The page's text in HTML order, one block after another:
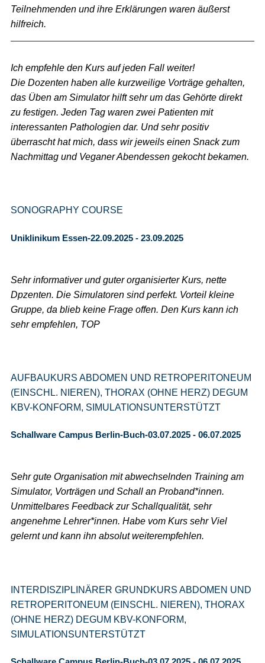
Teilnehmenden und ihre Erklärungen waren äußerst
hilfreich.
Ich empfehle den Kurs auf jeden Fall weiter!
Die Dozenten haben alle kurzweilige Vorträge gehalten,
das Üben am Simulator hilft sehr um das Gehörte direkt
zu festigen. Jeden Tag waren zwei Patienten mit
interessanten Pathologien dar. Und sehr positiv
überrascht hat mich, dass wir jeweils einen Snack zum
Nachmittag und Veganer Abendessen gekocht bekamen.
SONOGRAPHY COURSE
Uniklinikum Essen-22.09.2025 - 23.09.2025
Sehr informativer und guter organisierter Kurs, nette
Dpzenten. Die Simulatoren sind perfekt. Vorteil kleine
Gruppe, da blieb keine Frage offen. Den Kurs kann ich
sehr empfehlen, TOP
AUFBAUKURS ABDOMEN UND RETROPERITONEUM
(EINSCHL. NIEREN), THORAX (OHNE HERZ) DEGUM
KBV-KONFORM, SIMULATIONSUNTERSTÜTZT
Schallware Campus Berlin-Buch-03.07.2025 - 06.07.2025
Sehr gute Organisation mit abwechselnden Training am
Simulator, Vorträgen und Schall an Proband*innen.
Unmittelbares Feedback zur Schallqualität, sehr
angenehme Lehrer*innen. Habe vom Kurs sehr Viel
gelernt und kann ihn absolut weiterempfehlen.
INTERDISZIPLINÄRER GRUNDKURS ABDOMEN UND
RETROPERITONEUM (EINSCHL. NIEREN), THORAX
(OHNE HERZ) DEGUM KBV-KONFORM,
SIMULATIONSUNTERSTÜTZT